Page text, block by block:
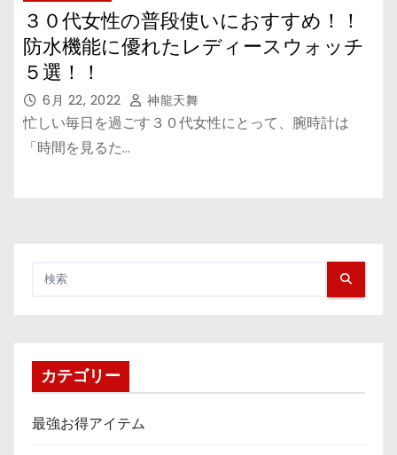
３０代女性の普段使いにおすすめ！！
防水機能に優れたレディースウォッチ
５選！！
6月 22, 2022 神龍天舞
忙しい毎日を過ごす３０代女性にとって、腕時計は
「時間を見るた…
カテゴリー
最強お得アイテム